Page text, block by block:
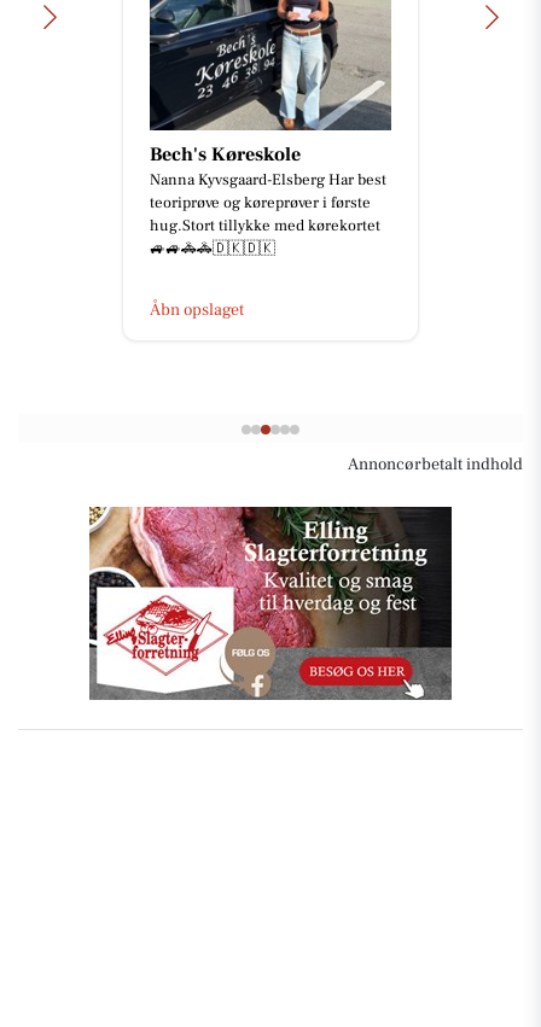
Bech's Køreskole
Nanna Kyvsgaard-Elsberg Har best
teoriprøve og køreprøver i første
hug.Stort tillykke med kørekortet
🚙🚙🚓🚓🇩🇰🇩🇰
Åbn opslaget
Annoncørbetalt indhold